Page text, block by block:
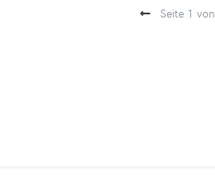
Seite 1